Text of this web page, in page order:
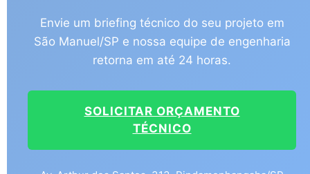
Envie um briefing técnico do seu projeto em
São Manuel/SP e nossa equipe de engenharia
retorna em até 24 horas.
SOLICITAR ORÇAMENTO
TÉCNICO